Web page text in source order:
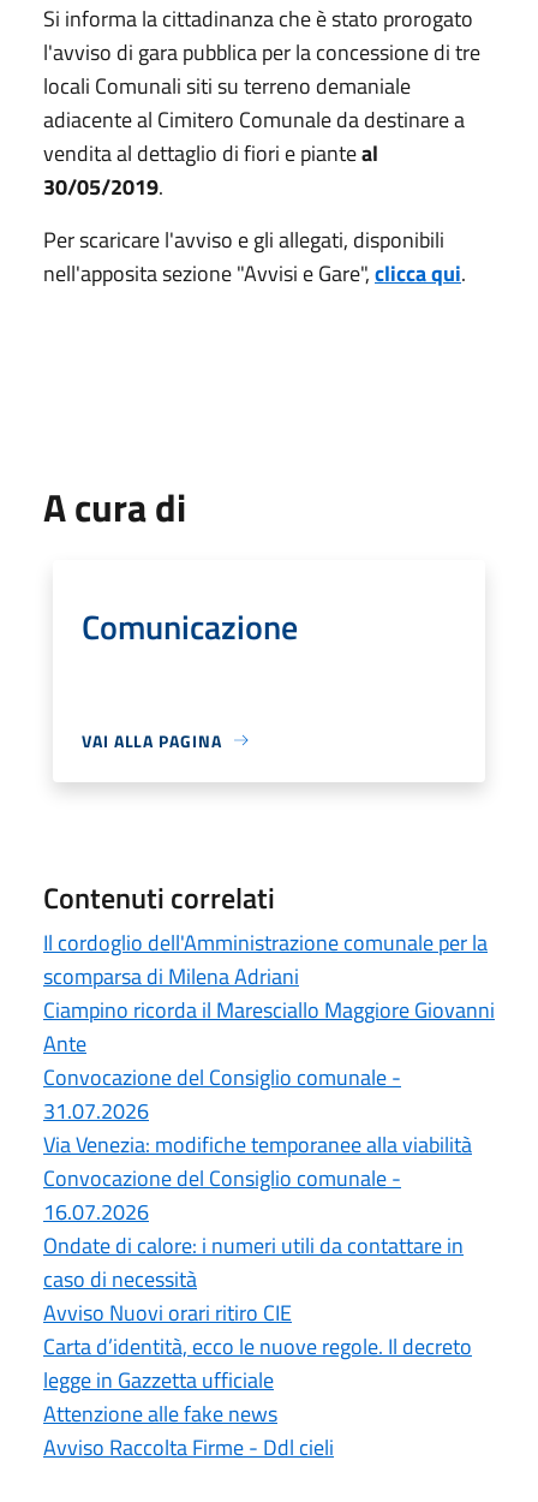
Si informa la cittadinanza che è stato prorogato
l'avviso di gara pubblica per la concessione di tre
locali Comunali siti su terreno demaniale
adiacente al Cimitero Comunale da destinare a
vendita al dettaglio di fiori e pianteal
30/05/2019.
Per scaricare l'avviso e gli allegati, disponibili
nell'apposita sezione "Avvisi e Gare",clicca qui.
A cura di
Comunicazione
VAI ALLA PAGINA
Contenuti correlati
Il cordoglio dell'Amministrazione comunale per la
scomparsa di Milena Adriani
Ciampino ricorda il Maresciallo Maggiore Giovanni
Ante
Convocazione del Consiglio comunale -
31.07.2026
Via Venezia: modifiche temporanee alla viabilità
Convocazione del Consiglio comunale -
16.07.2026
Ondate di calore: i numeri utili da contattare in
caso di necessità
Avviso Nuovi orari ritiro CIE
Carta d’identità, ecco le nuove regole. Il decreto
legge in Gazzetta ufficiale
Attenzione alle fake news
Avviso Raccolta Firme - Ddl cieli